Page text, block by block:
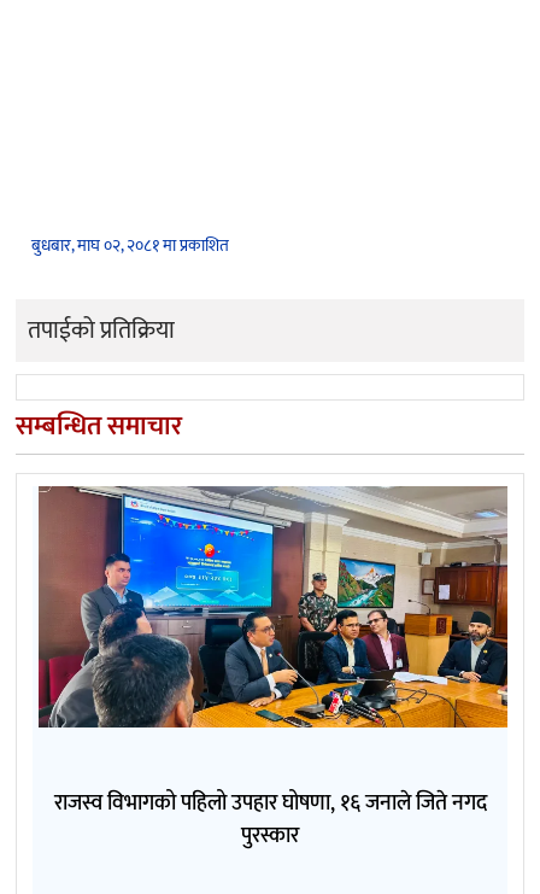
बुधबार, माघ ०२, २०८१ मा प्रकाशित
तपाईको प्रतिक्रिया
सम्बन्धित समाचार
राजस्व विभागको पहिलो उपहार घोषणा, १६ जनाले जिते नगद
पुरस्कार